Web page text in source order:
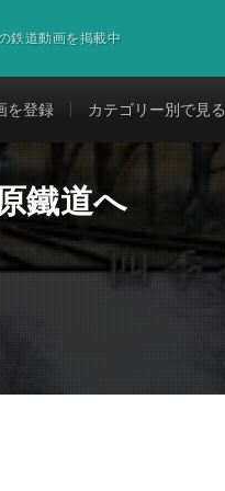
鉄道動画を掲載中
を登録 カテゴリー別で見る
鐵道へ